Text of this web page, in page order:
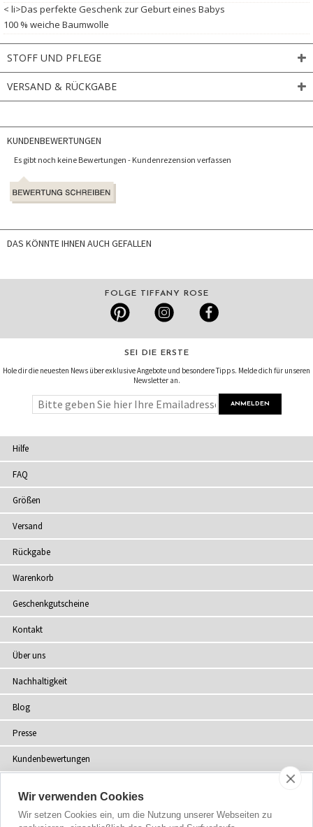
< li>Das perfekte Geschenk zur Geburt eines Babys
100 % weiche Baumwolle
STOFF UND PFLEGE
VERSAND & RÜCKGABE
KUNDENBEWERTUNGEN
Es gibt noch keine Bewertungen - Kundenrezension verfassen
DAS KÖNNTE IHNEN AUCH GEFALLEN
FOLGE TIFFANY ROSE
SEI DIE ERSTE
Hole dir die neuesten News über exklusive Angebote und besondere Tipps. Melde dich für unseren
Newsletter an.
Hilfe
FAQ
Größen
Versand
Rückgabe
Warenkorb
Geschenkgutscheine
Kontakt
Über uns
Nachhaltigkeit
Blog
Presse
Kundenbewertungen
Sitemap
Wir verwenden Cookies
Wir setzen Cookies ein, um die Nutzung unserer Webseiten zu